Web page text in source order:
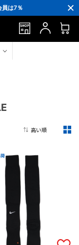
員は7％
ン」プレゼント！
レゼント！
！